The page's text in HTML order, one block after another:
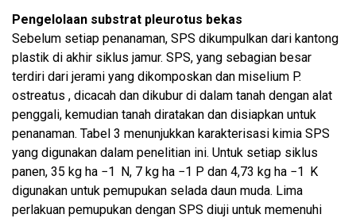
Pengelolaan substrat pleurotus bekas
Sebelum setiap penanaman, SPS dikumpulkan dari kantong
plastik di akhir siklus jamur. SPS, yang sebagian besar
terdiri dari jerami yang dikomposkan dan miselium P.
ostreatus , dicacah dan dikubur di dalam tanah dengan alat
penggali, kemudian tanah diratakan dan disiapkan untuk
penanaman. Tabel 3 menunjukkan karakterisasi kimia SPS
yang digunakan dalam penelitian ini. Untuk setiap siklus
panen, 35 kg ha −1 N, 7 kg ha −1 P dan 4,73 kg ha −1 K
digunakan untuk pemupukan selada daun muda. Lima
perlakuan pemupukan dengan SPS diuji untuk memenuhi